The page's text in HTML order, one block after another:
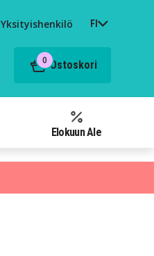
Yksityishenkilö FI
0 Ostoskori
Elokuun Ale